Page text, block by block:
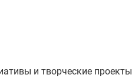
и творческие проекты